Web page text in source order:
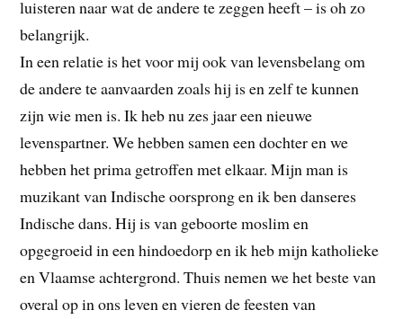
luisteren naar wat de andere te zeggen heeft – is oh zo
belangrijk.
In een relatie is het voor mij ook van levensbelang om
de andere te aanvaarden zoals hij is en zelf te kunnen
zijn wie men is. Ik heb nu zes jaar een nieuwe
levenspartner. We hebben samen een dochter en we
hebben het prima getroffen met elkaar. Mijn man is
muzikant van Indische oorsprong en ik ben danseres
Indische dans. Hij is van geboorte moslim en
opgegroeid in een hindoedorp en ik heb mijn katholieke
en Vlaamse achtergrond. Thuis nemen we het beste van
overal op in ons leven en vieren de feesten van